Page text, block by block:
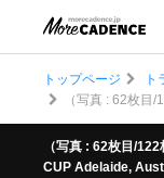
トップページ ト
（写真 : 62枚
（写真 : 62枚目/
CUP Adelaide,